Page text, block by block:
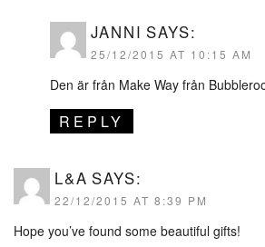
JANNI SAYS:
25/12/2015 AT 10:15 AM
Den är från Make Way från
REPLY
L&A SAYS:
22/12/2015 AT 8:39 PM
Hope you’ve found some beautiful gifts!